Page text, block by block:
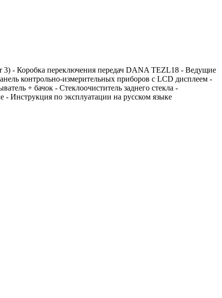
- Коробка переключения передач DANA TEZL18 - Ведущие
контрольно-измерительных приборов с LCD дисплеем -
+ бачок - Стеклоочиститель заднего стекла -
по эксплуатации на русском языке